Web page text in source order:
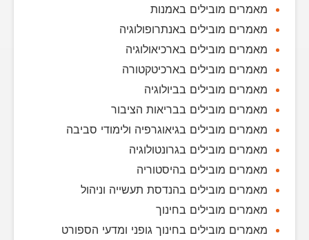
מאמרים מובילים באמנות
מאמרים מובילים באנתרופולוגיה
מאמרים מובילים בארכיאולוגיה
מאמרים מובילים בארכיטקטורה
מאמרים מובילים בביולוגיה
מאמרים מובילים בבריאות הציבור
מאמרים מובילים בגיאוגרפיה ולימודי סביבה
מאמרים מובילים בגרונטולוגיה
מאמרים מובילים בהיסטוריה
מאמרים מובילים בהנדסת תעשייה וניהול
מאמרים מובילים בחינוך
מאמרים מובילים בחינוך גופני ומדעי הספורט